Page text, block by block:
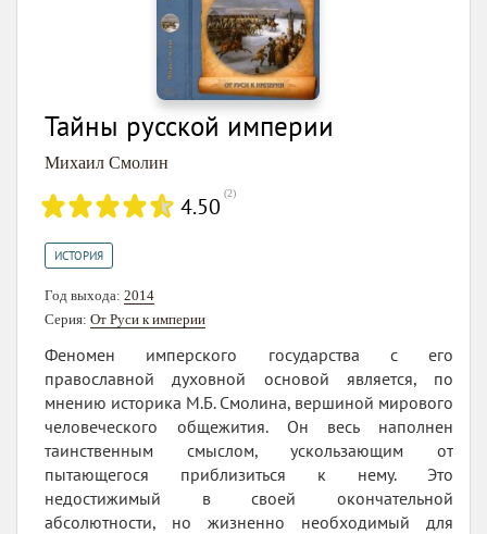
Тайны русской империи
Михаил Смолин
4.50 (2)
ИСТОРИЯ
Год выхода: 2014
Серия: От Руси к империи
Феномен имперского государства с его
православной духовной основой является, по
мнению историка М.Б. Смолина, вершиной мирового
человеческого общежития. Он весь наполнен
таинственным смыслом, ускользающим от
пытающегося приблизиться к нему. Это
недостижимый в своей окончательной
абсолютности, но жизненно необходимый для